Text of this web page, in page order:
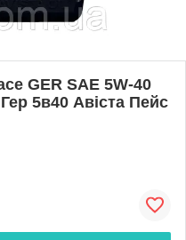
GER SAE 5W-40
5в40 Авіста Пейс